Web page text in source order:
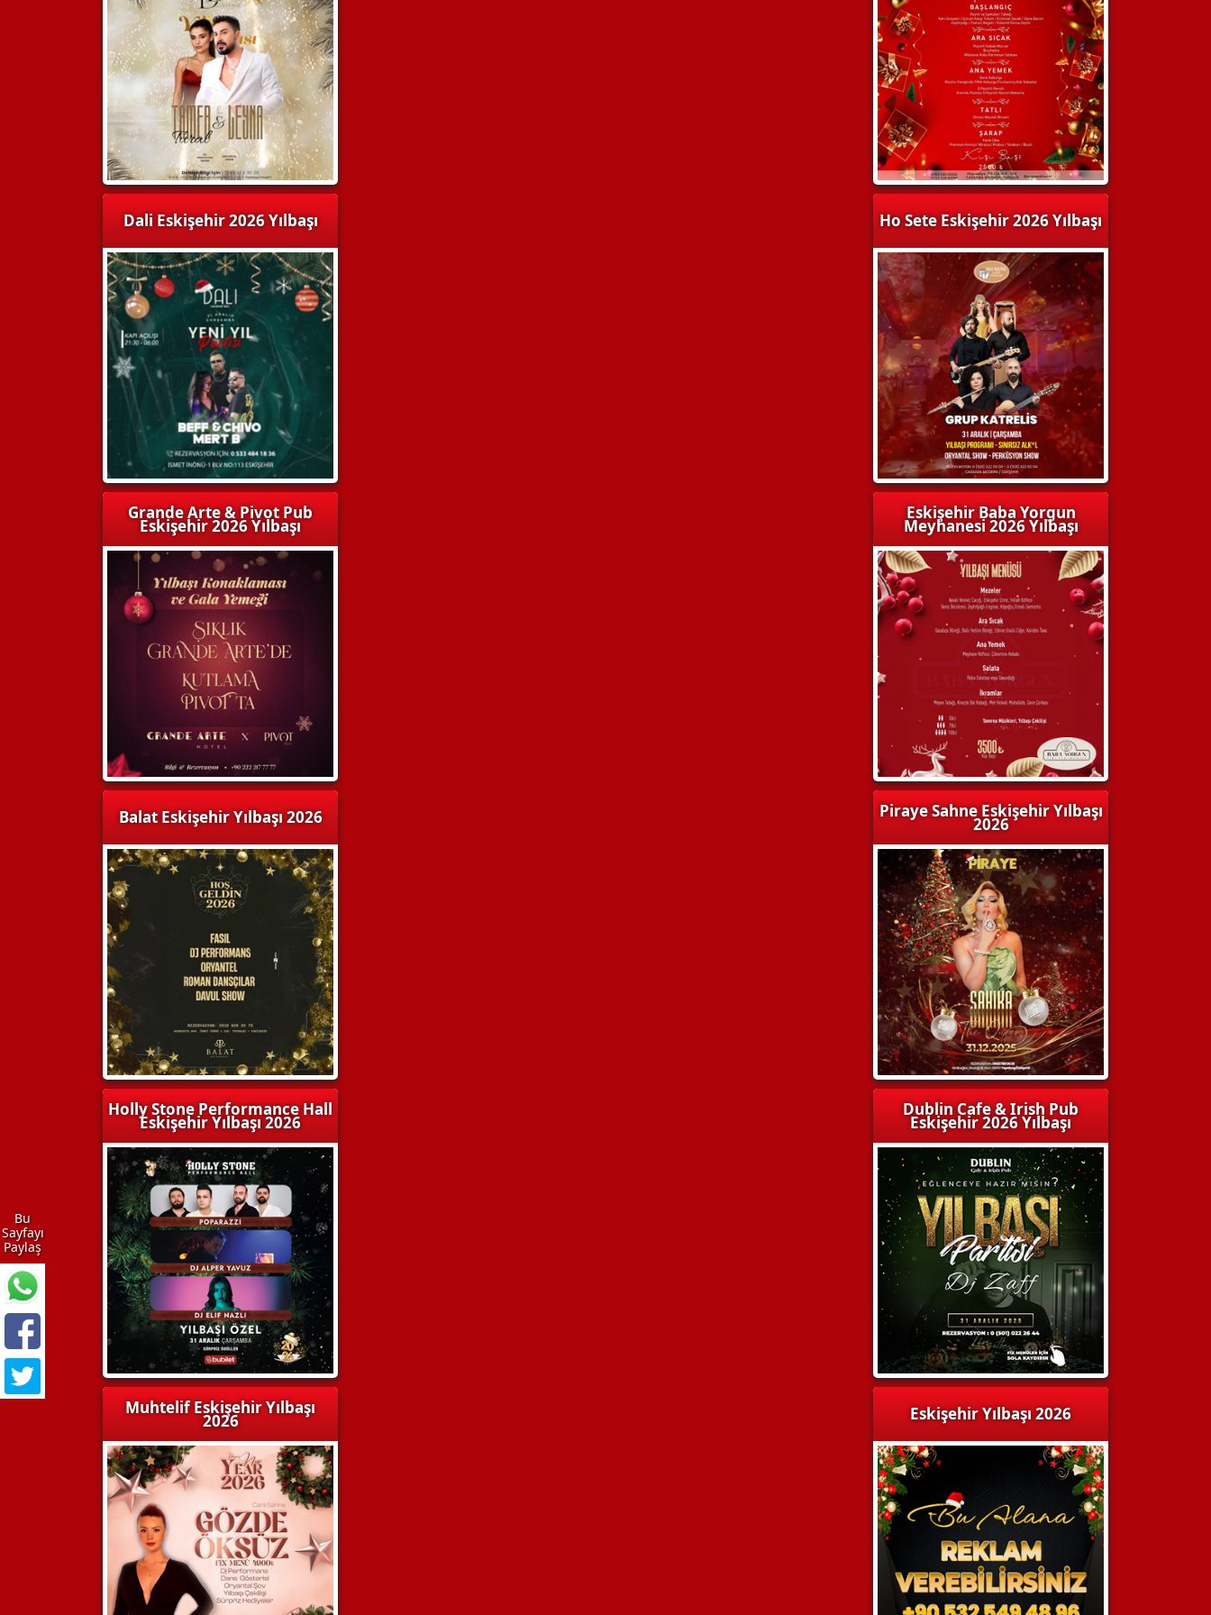
Dali Eskişehir 2026 Yılbaşı
Grande Arte & Pivot Pub
Eskişehir 2026 Yılbaşı
Balat Eskişehir Yılbaşı 2026
Holly Stone Performance Hall
Eskişehir Yılbaşı 2026
Muhtelif Eskişehir Yılbaşı
2026
Ho Sete Eskişehir 2026 Yılbaşı
Eskişehir Baba Yorgun
Meyhanesi 2026 Yılbaşı
Piraye Sahne Eskişehir Yılbaşı
2026
Dublin Cafe & Irish Pub
Eskişehir 2026 Yılbaşı
Eskişehir Yılbaşı 2026
Bu
Sayfayı
Paylaş